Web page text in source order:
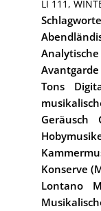
LI 111,
Schlagworte
Avantgarde
Tons
Geräusch
Konserve
Lontano